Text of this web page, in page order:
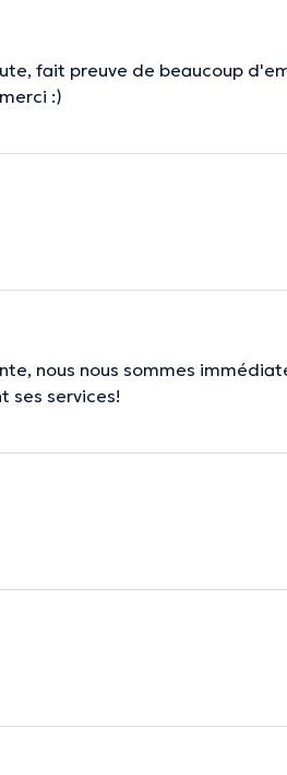
fait preuve de beaucoup
:)
nous nous sommes
ses services!